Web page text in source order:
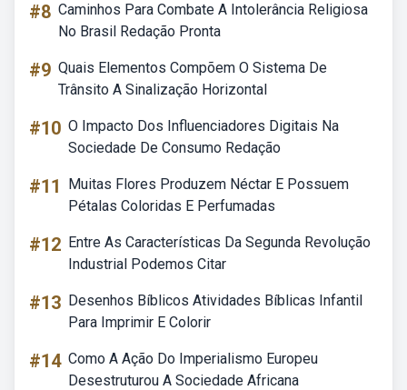
#8 Caminhos Para Combate A Intolerância Religiosa
No Brasil Redação Pronta
#9 Quais Elementos Compõem O Sistema De
Trânsito A Sinalização Horizontal
#10 O Impacto Dos Influenciadores Digitais Na
Sociedade De Consumo Redação
#11
Muitas Flores Produzem Néctar E Possuem
Pétalas Coloridas E Perfumadas
#12 Entre As Características Da Segunda Revolução
Industrial Podemos Citar
#13 Desenhos Bíblicos Atividades Bíblicas Infantil
Para Imprimir E Colorir
#14 Como A Ação Do Imperialismo Europeu
Desestruturou A Sociedade Africana